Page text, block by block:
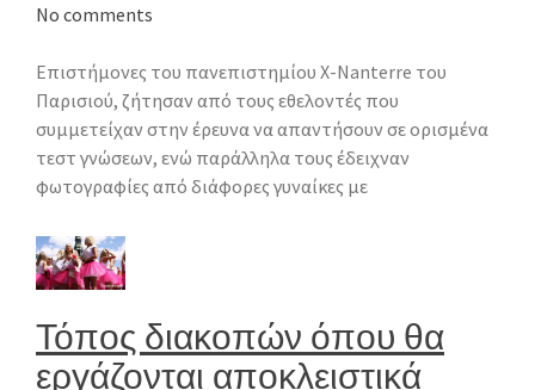
No comments
Επιστήμονες του πανεπιστημίου X-Nanterre του
Παρισιού, ζήτησαν από τους εθελοντές που
συμμετείχαν στην έρευνα να απαντήσουν σε ορισμένα
τεστ γνώσεων, ενώ παράλληλα τους έδειχναν
φωτογραφίες από διάφορες γυναίκες με
Τόπος διακοπών όπου θα
εργάζονται αποκλειστικά